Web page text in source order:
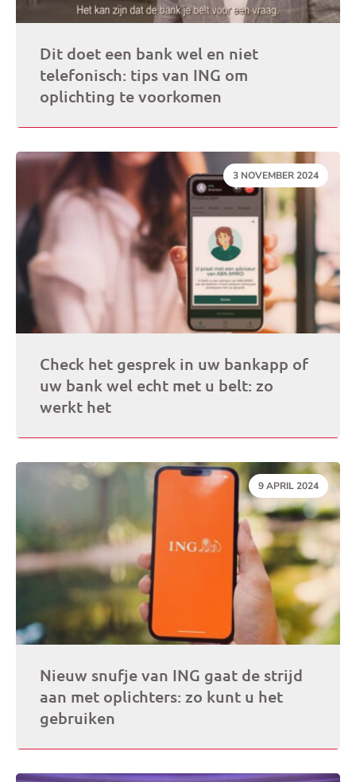
Dit doet een bank wel en niet
telefonisch: tips van ING om
oplichting te voorkomen
DATUM:
3 NOVEMBER 2024
Check het gesprek in uw bankapp of
uw bank wel echt met u belt: zo
werkt het
DATUM:
9 APRIL 2024
Nieuw snufje van ING gaat de strijd
aan met oplichters: zo kunt u het
gebruiken